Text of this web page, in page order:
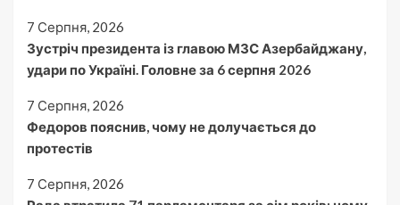
7 Серпня, 2026
Зустріч президента із главою МЗС Азербайджану,
удари по Україні. Головне за 6 серпня 2026
7 Серпня, 2026
Федоров пояснив, чому не долучається до
протестів
7 Серпня, 2026